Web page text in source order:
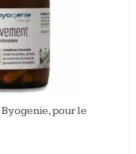
pour le